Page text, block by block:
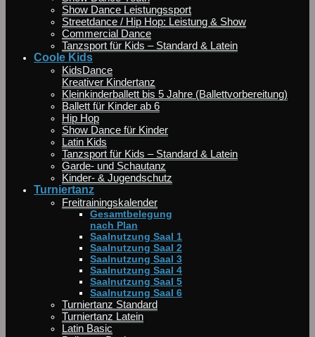
Show Dance Leistungssport
Streetdance / Hip Hop: Leistung & Show
Commercial Dance
Tanzsport für Kids – Standard & Latein
Coole Kids
KidsDance
Kreativer Kindertanz
Kleinkinderballett bis 5 Jahre (Ballettvorbereitung)
Ballett für Kinder ab 6
Hip Hop
Show Dance für Kinder
Latin Kids
Tanzsport für Kids – Standard & Latein
Garde- und Schautanz
Kinder- & Jugendschutz
Turniertanz
Freitrainingskalender
Gesamtbelegung
nach Plan
Saalnutzung Saal 1
Saalnutzung Saal 2
Saalnutzung Saal 3
Saalnutzung Saal 4
Saalnutzung Saal 5
Saalnutzung Saal 6
Turniertanz Standard
Turniertanz Latein
Latin Basic